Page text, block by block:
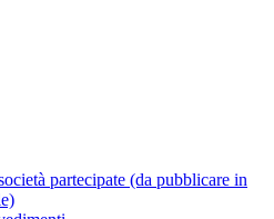
partecipate (da pubblicare in